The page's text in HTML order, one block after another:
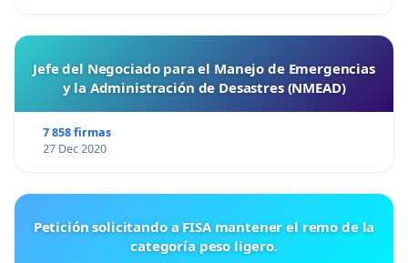
Jefe del Negociado para el Manejo de Emergencias
y la Administración de Desastres (NMEAD)
7 858 firmas
27 Dec 2020
Petición solicitando a FISA mantener el remo de la
categoría peso ligero.